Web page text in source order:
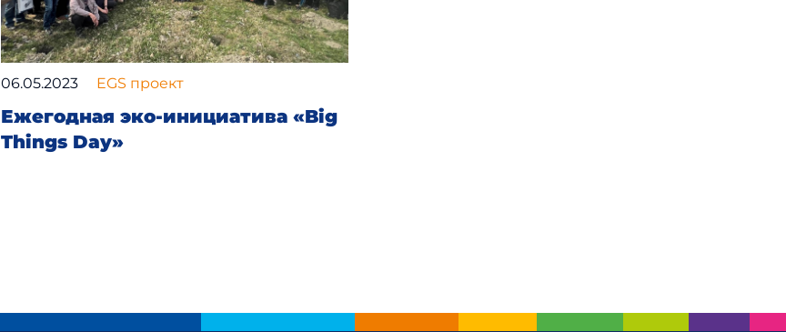
06.05.2023 EGS проект
Ежегодная эко-инициатива «Big
Things Day»